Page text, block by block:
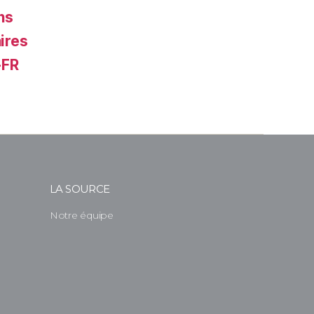
LA SOURCE
Notre équipe